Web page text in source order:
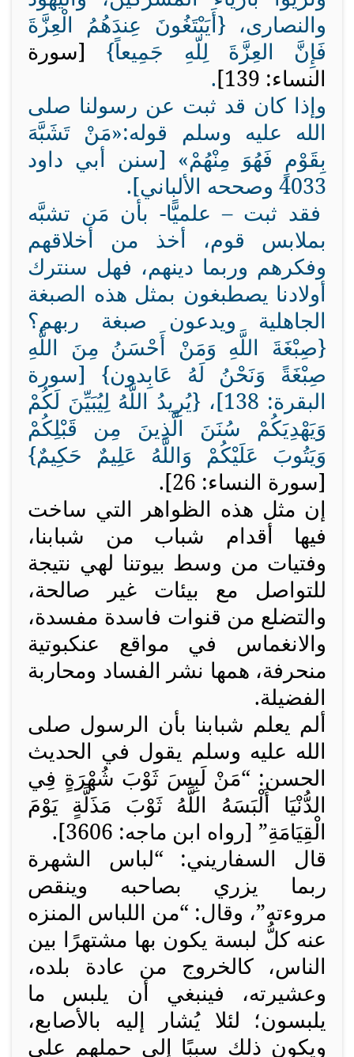
والنصارى، {أَيَبْتَغُونَ عِندَهُمُ الْعِزَّةَ
فَإِنَّ العِزَّةَ لِلّهِ جَمِيعاً} [سورة
النساء: 139]
.
وإذا كان قد ثبت عن رسولنا صلى
الله عليه وسلم قوله:«مَنْ تَشَبَّهَ
بِقَوْمٍ فَهُوَ مِنْهُمْ» [سنن أبي داود
4033 وصححه الألباني].
فقد ثبت – علميًّا- بأن مَن تشبَّه
بملابس قوم، أخذ من أخلاقهم
وفكرهم وربما دينهم، فهل سنترك
أولادنا يصطبغون بمثل هذه الصبغة
الجاهلية ويدعون صبغة ربهم؟
{صِبْغَةَ اللَّهِ وَمَنْ أَحْسَنُ مِنَ اللَّهِ
صِبْغَةً وَنَحْنُ لَهُ عَابِدون} [سورة
البقرة: 138]، {
يُرِيدُ اللَّهُ لِيُبَيِّنَ لَكُمْ
وَيَهْدِيَكُمْ سُنَنَ الَّذِينَ مِن قَبْلِكُمْ
وَيَتُوبَ عَلَيْكُمْ وَاللَّهُ عَلِيمٌ حَكِيمٌ}
[سورة النساء: 26].
إن مثل هذه الظواهر التي ساخت
فيها أقدام شباب من شبابنا،
وفتيات من وسط بيوتنا لهي نتيجة
للتواصل مع بيئات غير صالحة،
والتضلع من قنوات فاسدة مفسدة،
والانغماس في مواقع عنكبوتية
منحرفة، همها نشر الفساد ومحاربة
الفضيلة.
ألم يعلم شبابنا بأن الرسول صلى
الله عليه وسلم يقول في الحديث
الحسن: “مَنْ لَبِسَ ثَوْبَ شُهْرَةٍ فِي
الدُّنْيَا أَلْبَسَهُ اللَّهُ ثَوْبَ مَذَلَّةٍ يَوْمَ
الْقِيَامَةِ” [رواه ابن ماجه: 3606].
قال السفاريني: “لباس الشهرة
ربما يزري بصاحبه وينقص
مروءته”، وقال: “من اللباس المنزه
عنه كلُّ لبسة يكون بها مشتهرًا بين
الناس، كالخروج من عادة بلده،
وعشيرته، فينبغي أن يلبس ما
يلبسون؛ لئلا يُشار إليه بالأصابع،
ويكون ذلك سببًا إلى حملهم على